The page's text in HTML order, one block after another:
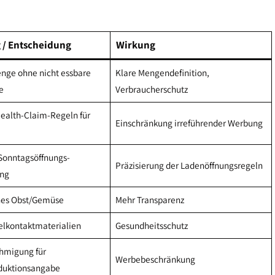
Entscheidung Wirkung
ohne nicht essbare
Klare Mengendefinition,
Verbraucherschutz
Claim-Regeln für
Einschränkung irreführender Werbung
Präzisierung der Ladenöffnungsregeln
Obst/Gemüse Mehr Transparenz
Gesundheitsschutz
für
Werbebeschränkung